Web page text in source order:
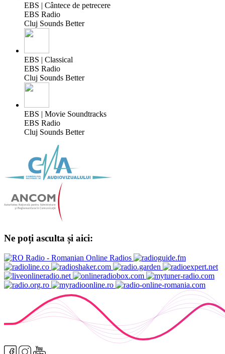
EBS | Cântece de petrecere
EBS Radio
Cluj Sounds Better
EBS | Classical
EBS Radio
Cluj Sounds Better
EBS | Movie Soundtracks
EBS Radio
Cluj Sounds Better
Ne poți asculta și aici: